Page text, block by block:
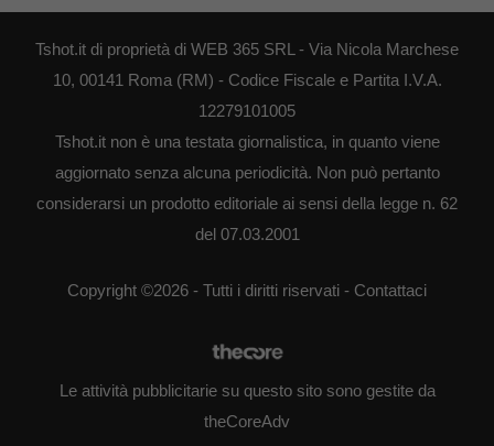
Tshot.it di proprietà di WEB 365 SRL - Via Nicola Marchese
10, 00141 Roma (RM) - Codice Fiscale e Partita I.V.A.
12279101005
Tshot.it non è una testata giornalistica, in quanto viene
aggiornato senza alcuna periodicità. Non può pertanto
considerarsi un prodotto editoriale ai sensi della legge n. 62
del 07.03.2001
Copyright ©2026 - Tutti i diritti riservati - Contattaci
Le attività pubblicitarie su questo sito sono gestite da
theCoreAdv